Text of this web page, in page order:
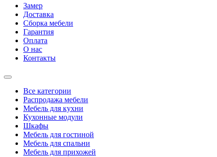
Замер
Доставка
Сборка мебели
Гарантия
Оплата
О нас
Контакты
Все категории
Распродажа мебели
Мебель для кухни
Кухонные модули
Шкафы
Мебель для гостиной
Мебель для спальни
Мебель для прихожей